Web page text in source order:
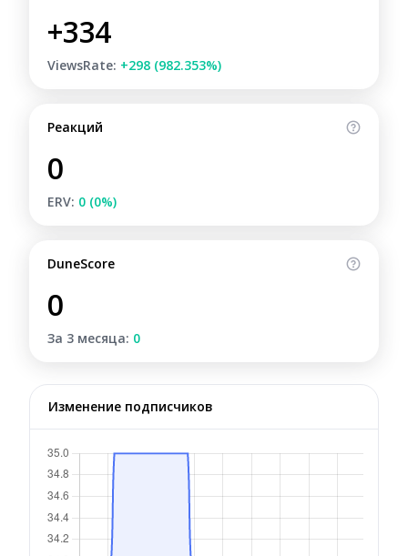
+334
ViewsRate: +298 (982.353%)
Реакций
0
ERV: 0 (0%)
DuneScore
0
За 3 месяца: 0
Изменение подписчиков